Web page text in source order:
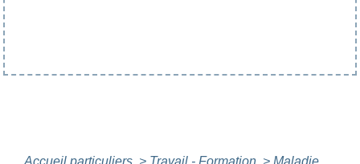
Accueil particuliers > Travail - Formation > Maladie